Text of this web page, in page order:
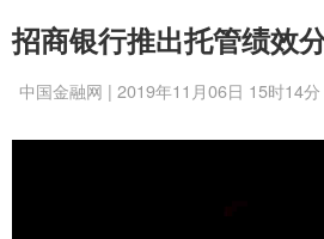
招商银行推出托管绩效
中国金融网 | 2019年11月06日 15时14分